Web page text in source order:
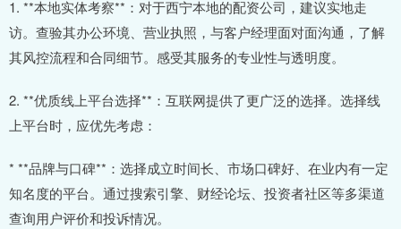
1. **本地实体考察**：对于西宁本地的配资公司，建议实地走
访。查验其办公环境、营业执照，与客户经理面对面沟通，了解
其风控流程和合同细节。感受其服务的专业性与透明度。
2. **优质线上平台选择**：互联网提供了更广泛的选择。选择线
上平台时，应优先考虑：
* **品牌与口碑**：选择成立时间长、市场口碑好、在业内有一定
知名度的平台。通过搜索引擎、财经论坛、投资者社区等多渠道
查询用户评价和投诉情况。